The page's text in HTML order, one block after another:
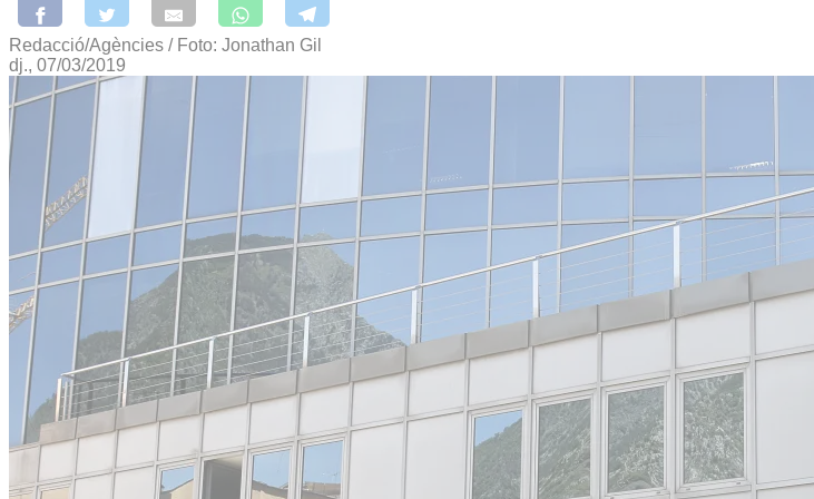
Redacció/Agències / Foto: Jonathan Gil
dj., 07/03/2019